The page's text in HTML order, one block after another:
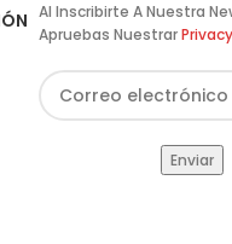
Al Inscribirte A Nuestra
Apruebas Nuestrar